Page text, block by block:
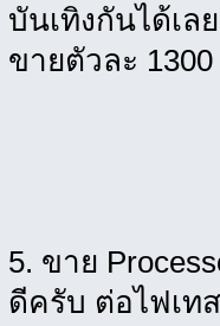
บันเทิงกันได้เล
ขายตัวละ
5. ขาย
ดีครับ ต่อไฟเท